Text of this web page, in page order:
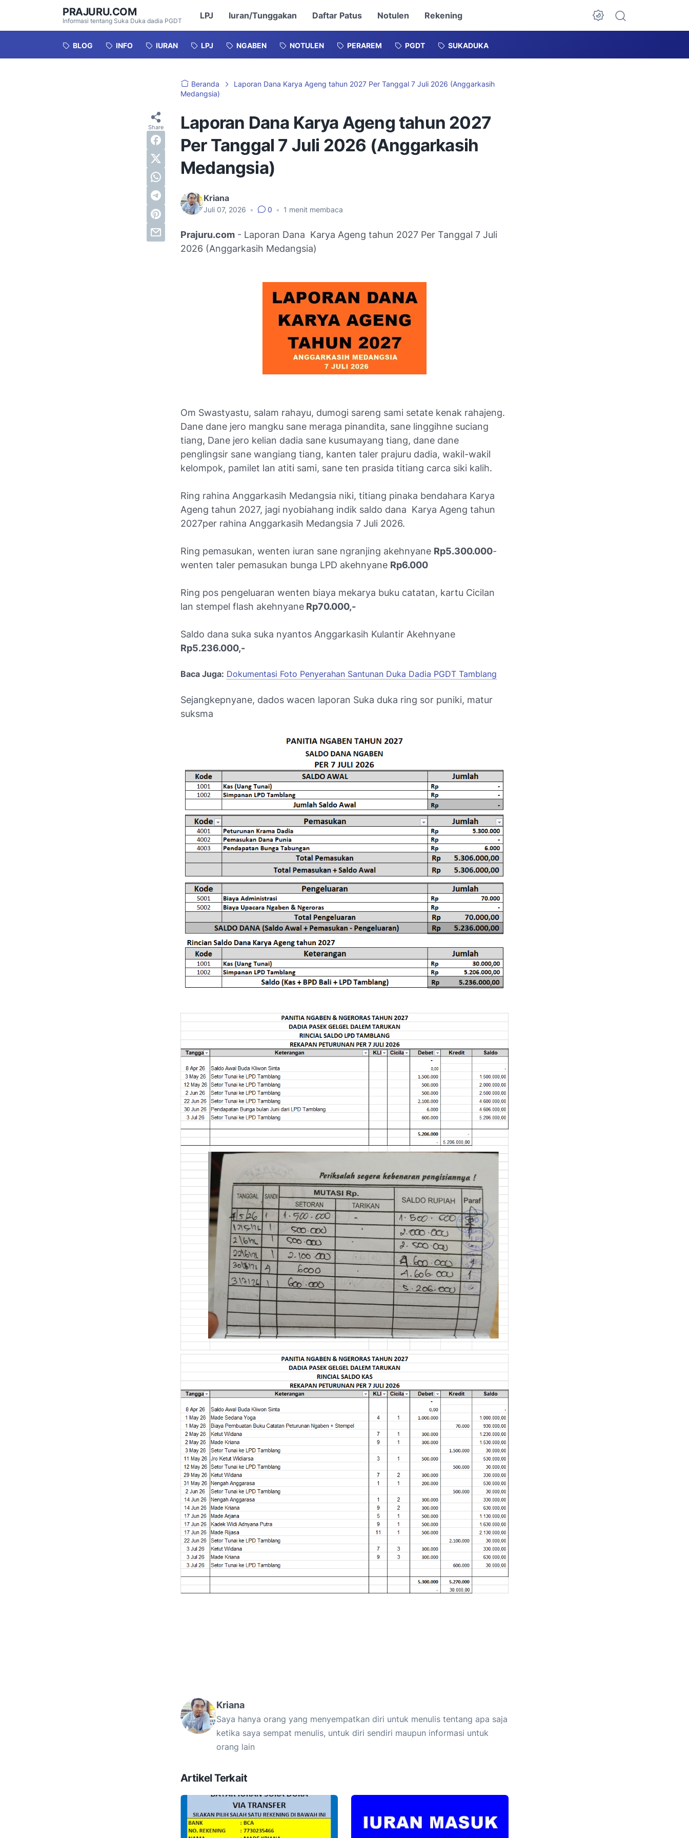
PRAJURU.COM
Informasi tentang Suka Duka dadia PGDT
LPJ Iuran/Tunggakan Daftar Patus Notulen Rekening
Dark Mode
BLOG INFO IURAN LPJ NGABEN NOTULEN PERAREM PGDT SUKADUKA
Beranda
Laporan Dana Karya Ageng tahun 2027 Per Tanggal 7 Juli 2026 (Anggarkasih
Medangsia)
Laporan Dana Karya Ageng tahun 2027
Per Tanggal 7 Juli 2026 (Anggarkasih
Medangsia)
Kriana
Juli 07, 2026 • 0 • 1 menit membaca
Prajuru.com - Laporan Dana Karya Ageng tahun 2027 Per Tanggal 7 Juli
2026 (Anggarkasih Medangsia)
Om Swastyastu, salam rahayu, dumogi sareng sami setate kenak rahajeng.
Dane dane jero mangku sane meraga pinandita, sane linggihne suciang
tiang, Dane jero kelian dadia sane kusumayang tiang, dane dane
penglingsir sane wangiang tiang, kanten taler prajuru dadia, wakil-wakil
kelompok, pamilet lan atiti sami, sane ten prasida titiang carca siki kalih.
Ring rahina Anggarkasih Medangsia niki, titiang pinaka bendahara Karya
Ageng tahun 2027, jagi nyobiahang indik saldo dana Karya Ageng tahun
2027per rahina Anggarkasih Medangsia 7 Juli 2026.
Ring pemasukan, wenten iuran sane ngranjing akehnyane Rp5.300.000-
wenten taler pemasukan bunga LPD akehnyane Rp6.000
Ring pos pengeluaran wenten biaya mekarya buku catatan, kartu Cicilan
lan stempel flash akehnyane Rp70.000,-
Saldo dana suka suka nyantos Anggarkasih Kulantir Akehnyane
Rp5.236.000,-
Baca Juga: Dokumentasi Foto Penyerahan Santunan Duka Dadia PGDT Tamblang
Sejangkepnyane, dados wacen laporan Suka duka ring sor puniki, matur
suksma
Kriana
Saya hanya orang yang menyempatkan diri untuk menulis tentang apa saja
ketika saya sempat menulis, untuk diri sendiri maupun informasi untuk
orang lain
Artikel Terkait